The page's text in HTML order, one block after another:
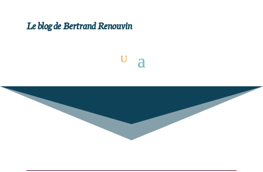
Le blog de Bertrand Renouvin